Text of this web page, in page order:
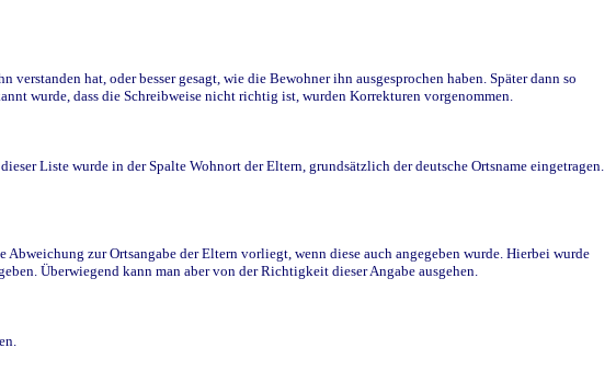
hat, oder besser gesagt, wie die Bewohner ihn ausgesprochen haben. Später dann so
wurde, dass die Schreibweise nicht richtig ist, wurden Korrekturen vorgenommen.
Liste wurde in der Spalte Wohnort der Eltern, grundsätzlich der deutsche Ortsname eingetragen.
zur Ortsangabe der Eltern vorliegt, wenn diese auch angegeben wurde. Hierbei wurde
Überwiegend kann man aber von der Richtigkeit dieser Angabe ausgehen.